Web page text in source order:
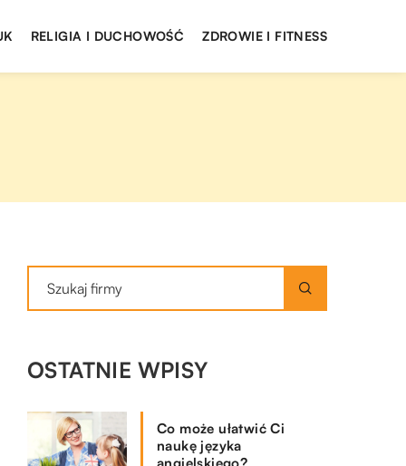
RELIGIA I DUCHOWOŚĆ ZDROWIE I FITNESS
OSTATNIE WPISY
Co może ułatwić Ci
naukę języka